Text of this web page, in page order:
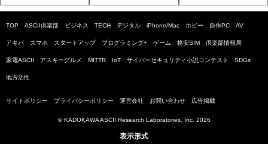
TOP ASCII倶楽部 ビジネス TECH デジタル iPhone/Mac ホビー 自作PC AV
アキバ スマホ スタートアップ プログラミング+ ゲーム 格安SIM 倶楽部情報局
家電ASCII アスキーグルメ MITTR IoT サイバーセキュリティ小説コンテスト SDGs
地方活性
サイトポリシー プライバシーポリシー 運営会社 お問い合わせ 広告掲載
© KADOKAWA ASCII Research Laboratories, Inc. 2026
表示形式